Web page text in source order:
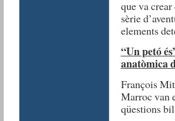
que va
sèrie
elements
“Un petó
anatòmica
François
Marroc van
qüestions